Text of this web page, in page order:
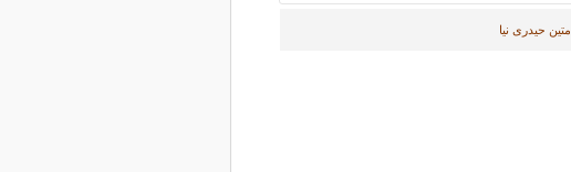
متین حیدری نیا